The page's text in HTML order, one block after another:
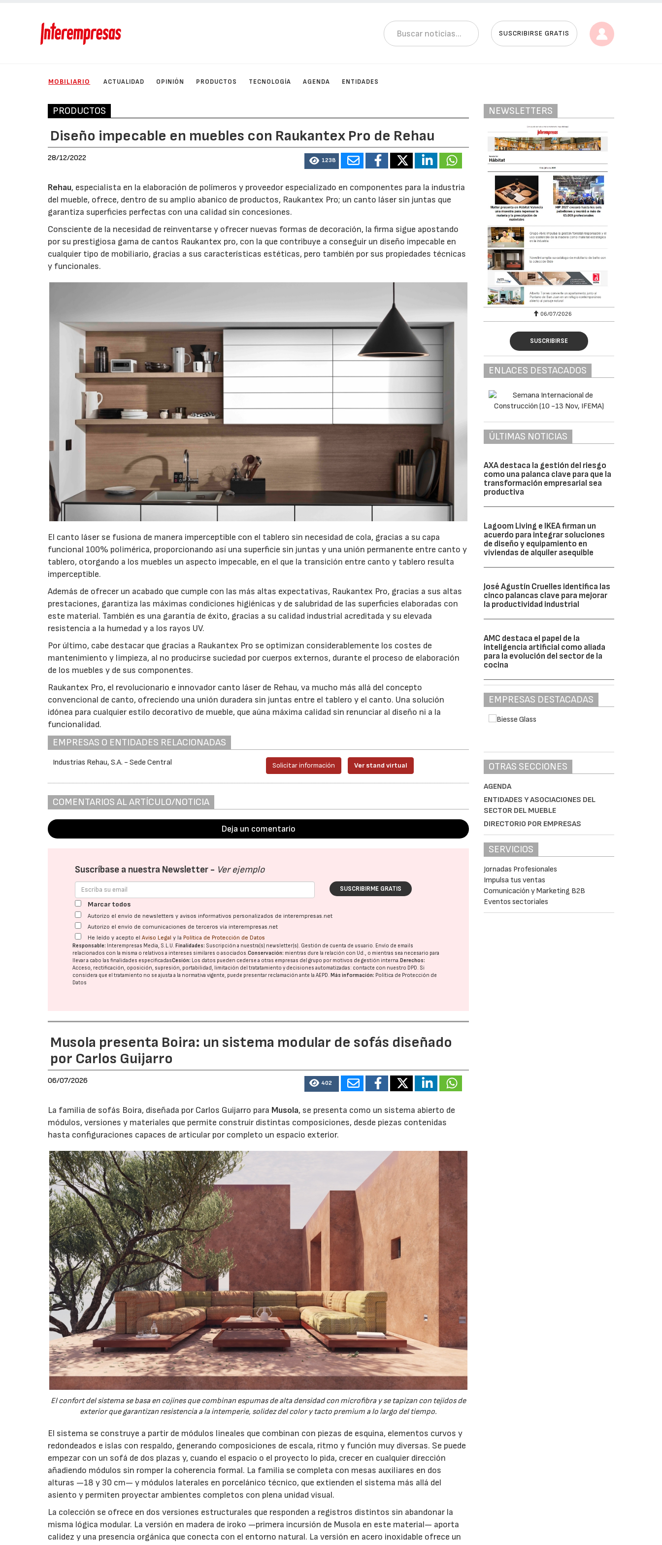
SUSCRIBIRSE GRATIS
MOBILIARIO ACTUALIDAD OPINIÓN PRODUCTOS TECNOLOGÍA AGENDA ENTIDADES
PRODUCTOS
Diseño impecable en muebles con Raukantex Pro de Rehau
28/12/2022 1238
Rehau, especialista en la elaboración de polímeros y proveedor especializado en componentes para la industria
del mueble, ofrece, dentro de su amplio abanico de productos, Raukantex Pro; un canto láser sin juntas que
garantiza superficies perfectas con una calidad sin concesiones.
Consciente de la necesidad de reinventarse y ofrecer nuevas formas de decoración, la firma sigue apostando
por su prestigiosa gama de cantos Raukantex pro, con la que contribuye a conseguir un diseño impecable en
cualquier tipo de mobiliario, gracias a sus características estéticas, pero también por sus propiedades técnicas
y funcionales.
El canto láser se fusiona de manera imperceptible con el tablero sin necesidad de cola, gracias a su capa
funcional 100% polimérica, proporcionando así una superficie sin juntas y una unión permanente entre canto y
tablero, otorgando a los muebles un aspecto impecable, en el que la transición entre canto y tablero resulta
imperceptible.
Además de ofrecer un acabado que cumple con las más altas expectativas, Raukantex Pro, gracias a sus altas
prestaciones, garantiza las máximas condiciones higiénicas y de salubridad de las superficies elaboradas con
este material. También es una garantía de éxito, gracias a su calidad industrial acreditada y su elevada
resistencia a la humedad y a los rayos UV.
Por último, cabe destacar que gracias a Raukantex Pro se optimizan considerablemente los costes de
mantenimiento y limpieza, al no producirse suciedad por cuerpos externos, durante el proceso de elaboración
de los muebles y de sus componentes.
Raukantex Pro, el revolucionario e innovador canto láser de Rehau, va mucho más allá del concepto
convencional de canto, ofreciendo una unión duradera sin juntas entre el tablero y el canto. Una solución
idónea para cualquier estilo decorativo de mueble, que aúna máxima calidad sin renunciar al diseño ni a la
funcionalidad.
EMPRESAS O ENTIDADES RELACIONADAS
Industrias Rehau, S.A. - Sede Central Solicitar información Ver stand virtual
COMENTARIOS AL ARTÍCULO/NOTICIA
Deja un comentario
Suscríbase a nuestra Newsletter - Ver ejemplo
SUSCRIBIRME GRATIS
Marcar todos
Autorizo el envío de newsletters y avisos informativos personalizados de interempresas.net
Autorizo el envío de comunicaciones de terceros vía interempresas.net
He leído y acepto elAviso Legal y la Política de Protección de Datos
Responsable: Interempresas Media, S.L.U.Finalidades: Suscripción a nuestra(s) newsletter(s). Gestión de cuenta de usuario. Envío de emails
relacionados con la misma o relativos a intereses similares o asociados.Conservación: mientras dure la relación con Ud., o mientras sea necesario para
llevar a cabo las finalidades especificadasCesión: Los datos pueden cederse a otras empresas del grupo por motivos de gestión interna.Derechos:
Acceso, rectificación, oposición, supresión, portabilidad, limitación del tratatamiento y decisiones automatizadas: contacte con nuestro DPD. Si
considera que el tratamiento no se ajusta a la normativa vigente, puede presentar reclamación ante laAEPD.Más información: Política de Protección de
Datos
Musola presenta Boira: un sistema modular de sofás diseñado
por Carlos Guijarro
06/07/2026 402
La familia de sofás Boira, diseñada por Carlos Guijarro para Musola, se presenta como un sistema abierto de
módulos, versiones y materiales que permite construir distintas composiciones, desde piezas contenidas
hasta configuraciones capaces de articular por completo un espacio exterior.
El confort del sistema se basa en cojines que combinan espumas de alta densidad con microfibra y se tapizan con tejidos de
exterior que garantizan resistencia a la intemperie, solidez del color y tacto premium a lo largo del tiempo.
El sistema se construye a partir de módulos lineales que combinan con piezas de esquina, elementos curvos y
redondeados e islas con respaldo, generando composiciones de escala, ritmo y función muy diversas. Se puede
empezar con un sofá de dos plazas y, cuando el espacio o el proyecto lo pida, crecer en cualquier dirección
añadiendo módulos sin romper la coherencia formal. La familia se completa con mesas auxiliares en dos
alturas —18 y 30 cm— y módulos laterales en porcelánico técnico, que extienden el sistema más allá del
asiento y permiten proyectar ambientes completos con plena unidad visual.
La colección se ofrece en dos versiones estructurales que responden a registros distintos sin abandonar la
misma lógica modular. La versión en madera de iroko —primera incursión de Musola en este material— aporta
calidez y una presencia orgánica que conecta con el entorno natural. La versión en acero inoxidable ofrece un
NEWSLETTERS
06/07/2026
SUSCRIBIRSE
ENLACES DESTACADOS
ÚLTIMAS NOTICIAS
AXA destaca la gestión del riesgo
como una palanca clave para que la
transformación empresarial sea
productiva
Lagoom Living e IKEA firman un
acuerdo para integrar soluciones
de diseño y equipamiento en
viviendas de alquiler asequible
José Agustín Cruelles identifica las
cinco palancas clave para mejorar
la productividad industrial
AMC destaca el papel de la
inteligencia artificial como aliada
para la evolución del sector de la
cocina
EMPRESAS DESTACADAS
OTRAS SECCIONES
AGENDA
ENTIDADES Y ASOCIACIONES DEL
SECTOR DEL MUEBLE
DIRECTORIO POR EMPRESAS
SERVICIOS
Jornadas Profesionales
Impulsa tus ventas
Comunicación y Marketing B2B
Eventos sectoriales